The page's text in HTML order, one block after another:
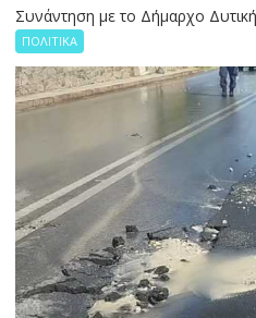
Συνάντηση με το Δήμαρχο
ΠΟΛΙΤΙΚΑ